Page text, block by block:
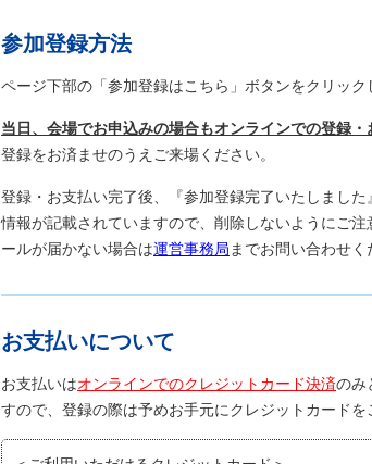
参加登録方法
ページ下部の「参加登録はこちら」ボタンをクリック
当日、会場でお申込みの場合もオンラインでの登録
登録をお済ませのうえご来場ください。
登録・お支払い完了後、『参加登録完了いたしまし
情報が記載されていますので、削除しないようにご
ールが届かない場合は運営事務局 までお問い合わせく
お支払いについて
お支払いはオンラインでのクレジットカード決済のみ
すので、登録の際は予めお手元にクレジットカードを